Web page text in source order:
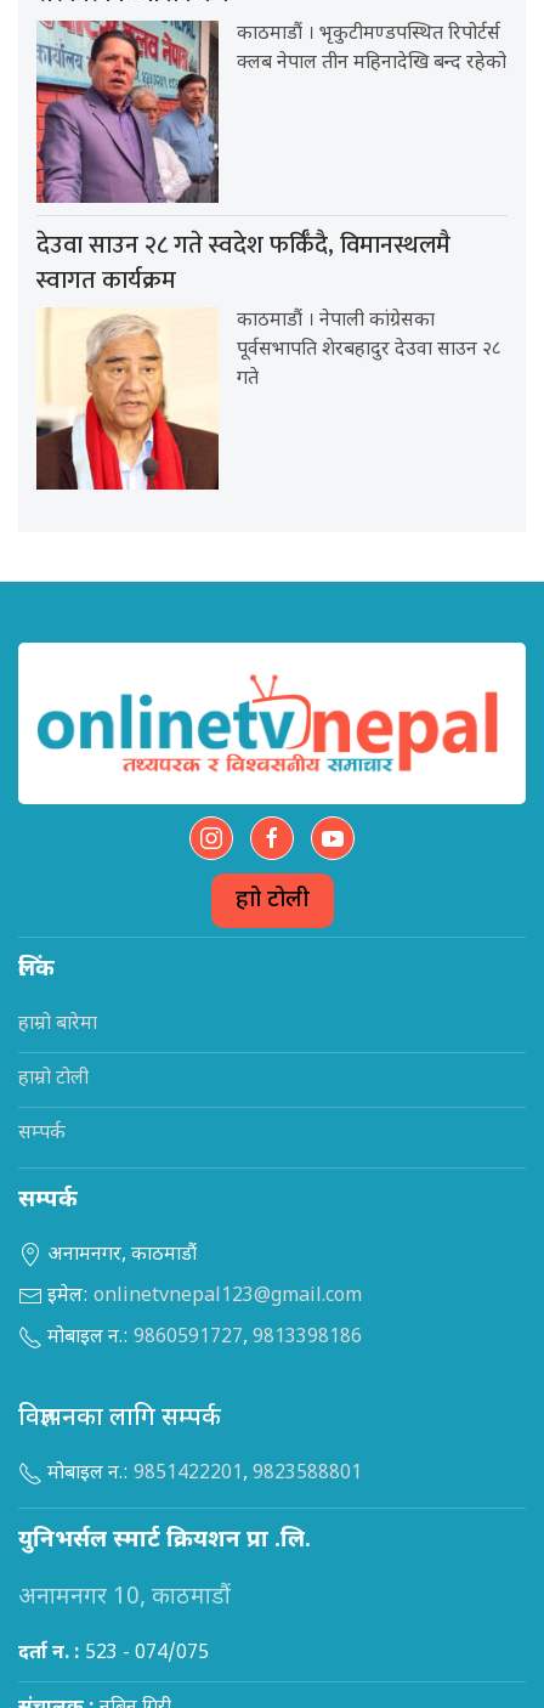
काठमाडौं । भृकुटीमण्डपस्थित रिपोर्टर्स
क्लब नेपाल तीन महिनादेखि बन्द रहेको
देउवा साउन २८ गते स्वदेश फर्किँदै, विमानस्थलमै
स्वागत कार्यक्रम
काठमाडौं । नेपाली कांग्रेसका
पूर्वसभापति शेरबहादुर देउवा साउन २८
गते
हाम्रो टोली
लिंक
हाम्रो बारेमा
हाम्रो टोली
सम्पर्क
सम्पर्क
अनामनगर, काठमाडौं
इमेल: onlinetvnepal123@gmail.com
मोबाइल न.: 9860591727, 9813398186
विज्ञापनका लागि सम्पर्क
मोबाइल न.: 9851422201, 9823588801
युनिभर्सल स्मार्ट क्रियशन प्रा .लि.
अनामनगर 10, काठमाडौं
दर्ता न. : 523 - 074/075